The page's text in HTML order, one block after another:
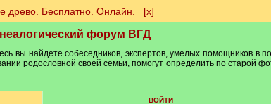
древо. Бесплатно. Онлайн. [х]
форум ВГД
вы найдете собеседников, экспертов, умелых помощников в
родословной своей семьи, помогут определить по старой
ВОЙТИ